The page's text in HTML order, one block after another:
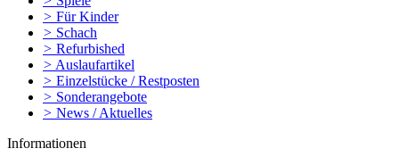
> Für Kinder
> Schach
> Refurbished
> Auslaufartikel
> Einzelstücke / Restposten
> Sonderangebote
> News / Aktuelles
Informationen